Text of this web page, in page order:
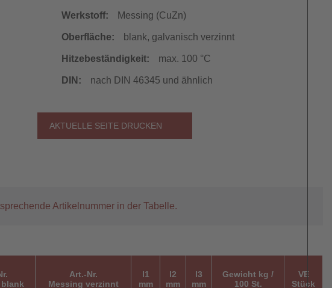
Werkstoff: Messing (CuZn)
Oberfläche: blank, galvanisch verzinnt
Hitzebeständigkeit: max. 100 °C
DIN: nach DIN 46345 und ähnlich
AKTUELLE SEITE DRUCKEN
Artikelnummer in der Tabelle.
Art.-Nr.
Messing verzinnt
l1
mm
l2
mm
l3
mm
Gewicht kg /
100 St.
VE
Stück